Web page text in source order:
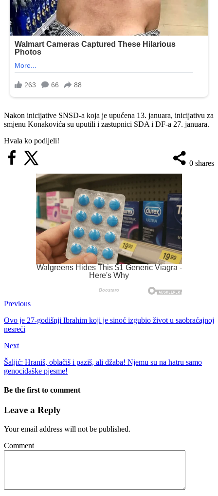
Nakon inicijative SNSD-a koja je upućena 13. januara, inicijativu za
smjenu Konakovića su uputili i zastupnici SDA i DF-a 27. januara.
Hvala ko podijeli!
0 shares
Previous
Ovo je 27-godišnji Ibrahim koji je sinoć izgubio život u saobraćajnoj
nesreći
Next
Šaljić: Hraniš, oblačiš i paziš, ali džaba! Njemu su na hatru samo
genocidaške pjesme!
Be the first to comment
Leave a Reply
Your email address will not be published.
Comment